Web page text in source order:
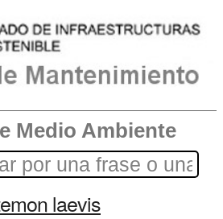
Medio Ambiente
laevis